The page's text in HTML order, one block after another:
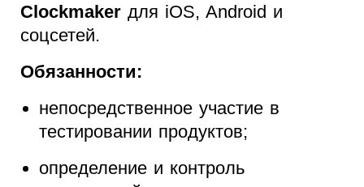
Clockmaker для iOS, Android и
соцсетей.
Обязанности:
непосредственное участие в
тестировании продуктов;
определение и контроль